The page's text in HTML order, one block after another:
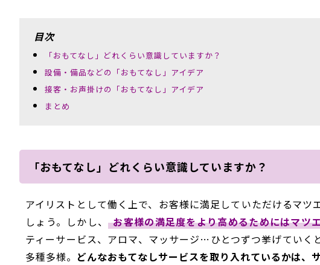
目次
「おもてなし」どれくらい意識していますか？
設備・備品などの「おもてなし」アイデア
接客・お声掛けの「おもてなし」アイデア
まとめ
「おもてなし」どれくらい意識していますか？
アイリストとして働く上で、お客様に満足していただけるマ
しょう。しかし、 お客様の満足度をより高めるためにはマツ
ティーサービス、アロマ、マッサージ…ひとつずつ挙げていく
多種多様。 どんなおもてなしサービスを取り入れているかは、